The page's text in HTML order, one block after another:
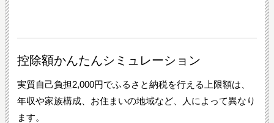
控除額かんたんシミュレーション
実質自己負担2,000円でふるさと納税を行える上限額は、
年収や家族構成、お住まいの地域など、人によって異なり
ます。